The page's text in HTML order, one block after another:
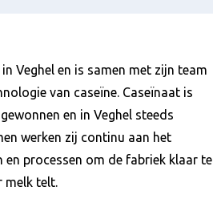
Veghel en is samen met zijn team
van caseïne. Caseïnaat is
en in Veghel steeds
werken zij continu aan het
processen om de fabriek klaar te
melk telt.